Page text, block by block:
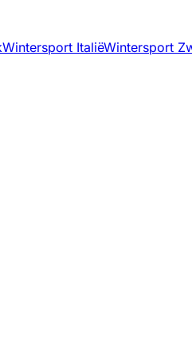
Wintersport ItaliëWintersport